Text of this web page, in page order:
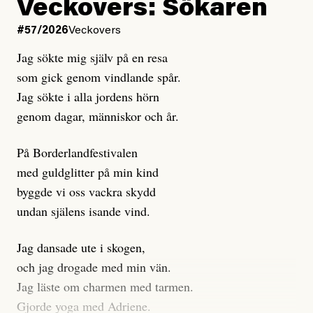
Kuhn och Sassarinis-McGowan hävdar att
Dagens ETC arbetar med ”opålitliga källor” för att
klickbete är inte intressant för Dagens ETC.
Journalistiken är låst. En klatschig men korrekt rubrik
gör förhoppningsvis att en nyfiken beställer
prenumeration, men den avslutas sekunder senare om
dessa granskningar på olika källor, alltifrån domar till
en mängd intervjupersoner, inklusive generös
möjlighet att bemöta för såväl personen vars motiv att
engagera sig i Palestinarörelsen ifrågasätts som de
grupper där Säpo-resursen samlade in uppgifter.
Researchen är grundlig.
Möjligen är det egentligen inte journalistikens metod
Veckovers: Sökaren
#57/2026Veckovers
Jag sökte mig själv på en resa
som gick genom vindlande spår.
Jag sökte i alla jordens hörn
genom dagar, människor och år.
På Borderlandfestivalen
med guldglitter på min kind
byggde vi oss vackra skydd
undan själens isande vind.
Jag dansade ute i skogen,
och jag drogade med min vän.
Jag läste om charmen med tarmen.
Gjorde yoga med Adriene.